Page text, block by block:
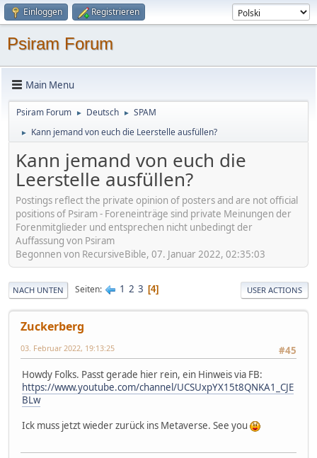
Einloggen Registrieren
Psiram Forum
Main Menu
Psiram Forum ► Deutsch ► SPAM
► Kann jemand von euch die Leerstelle ausfüllen?
Kann jemand von euch die
Leerstelle ausfüllen?
Postings reflect the private opinion of posters and are not official
positions of Psiram - Foreneinträge sind private Meinungen der
Forenmitglieder und entsprechen nicht unbedingt der
Auffassung von Psiram
Begonnen von RecursiveBible, 07. Januar 2022, 02:35:03
NACH UNTEN Seiten 1 2 3 4 USER ACTIONS
Zuckerberg
#45
03. Februar 2022, 19:13:25
Howdy Folks. Passt gerade hier rein, ein Hinweis via FB:
https://www.youtube.com/channel/UCSUxpYX15t8QNKA1_CJE
BLw
Ick muss jetzt wieder zurück ins Metaverse. See you